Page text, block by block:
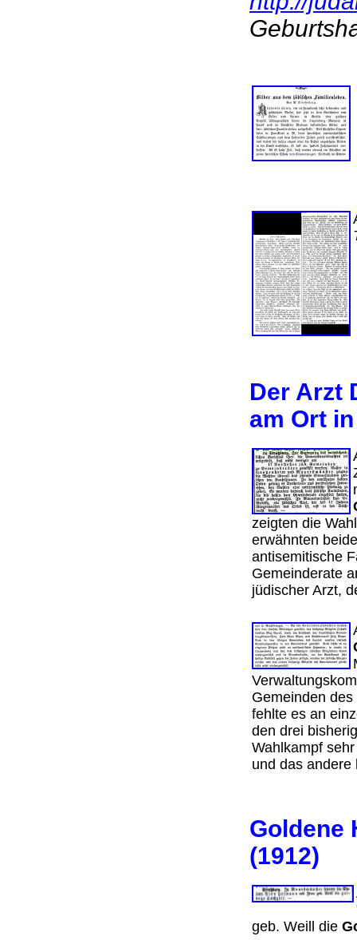
Der Arzt
am Ort
zeigten die
erwähnten
antisemitische
Gemeinderate
jüdischer Arzt,
Gemeinden
fehlte es an
den drei
Wahlkampf
und das
Goldene
(1912)
geb. Weill die